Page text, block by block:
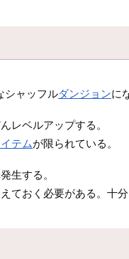
シャッフルダンジョンに
レベルアップする。
テムが限られている。
生する。
ておく必要がある。十